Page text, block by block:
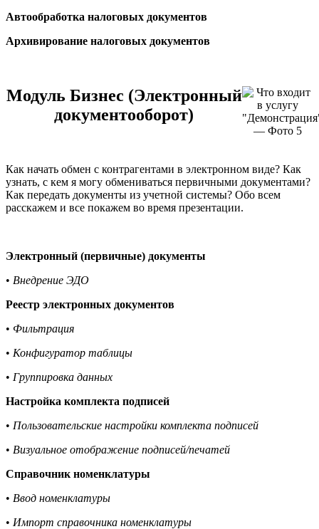
Автообработка налоговых документов
Архивирование налоговых документов
Модуль Бизнес (Электронный
документооборот)
Как начать обмен с контрагентами в электронном виде? Как
узнать, с кем я могу обмениваться первичными документами?
Как передать документы из учетной системы? Обо всем
расскажем и все покажем во время презентации.
Электронный (первичные) документы
• Внедрение ЭДО
Реестр электронных документов
• Фильтрация
• Конфигуратор таблицы
• Группировка данных
Настройка комплекта подписей
• Пользовательские настройки комплекта подписей
• Визуальное отображение подписей/печатей
Справочник номенклатуры
• Ввод номенклатуры
• Импорт справочника номенклатуры